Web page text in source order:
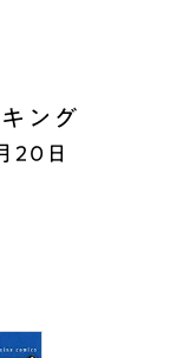
ング
20日